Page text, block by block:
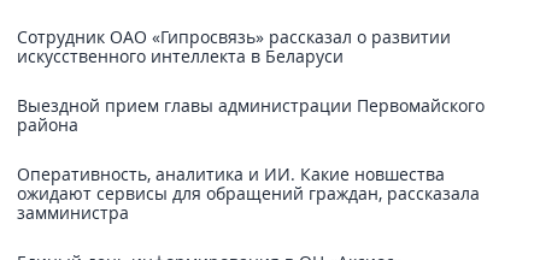
Сотрудник ОАО «Гипросвязь» рассказал о развитии
искусственного интеллекта в Беларуси
Выездной прием главы администрации Первомайского
района
Оперативность, аналитика и ИИ. Какие новшества
ожидают сервисы для обращений граждан, рассказала
замминистра